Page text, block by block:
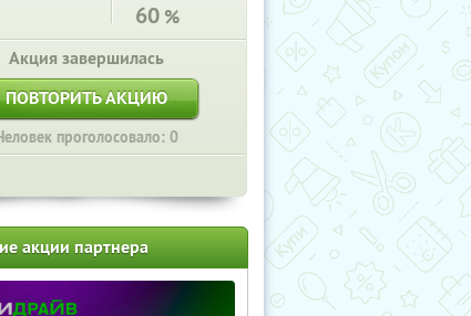
60 %
Акция завершилась
ПОВТОРИТЬ АКЦИЮ
проголосовало: 0
акции партнера